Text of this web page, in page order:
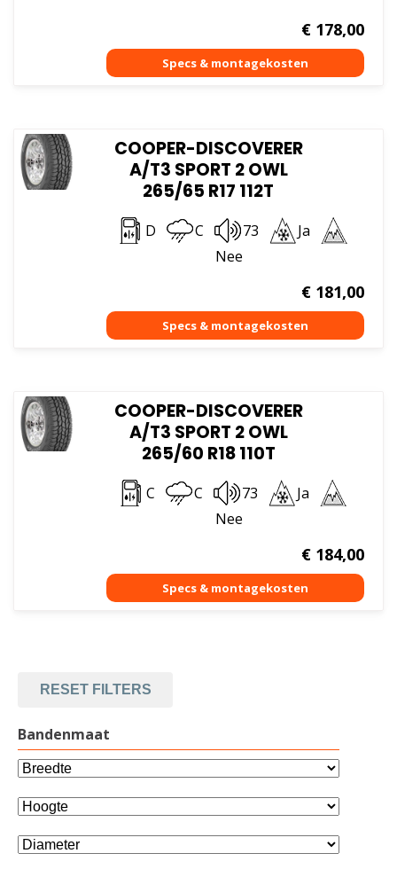
€178,00
COOPER-DISCOVERER
A/T3 SPORT 2 OWL
265/65 R17 112T
D C 73
Ja
Nee
€181,00
COOPER-DISCOVERER
A/T3 SPORT 2 OWL
265/60 R18 110T
C C 73
Ja
Nee
€184,00
RESET FILTERS
Bandenmaat